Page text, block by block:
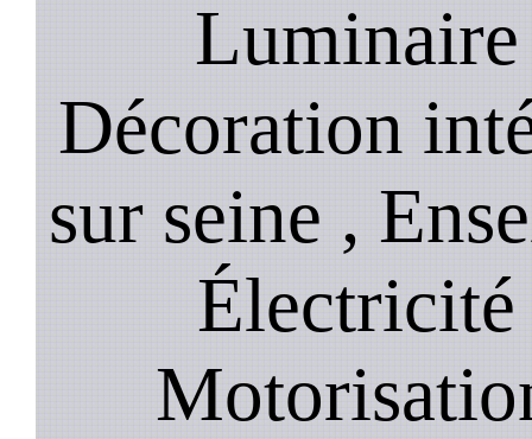
Luminaire
Décoration
sur seine ,
Électricité